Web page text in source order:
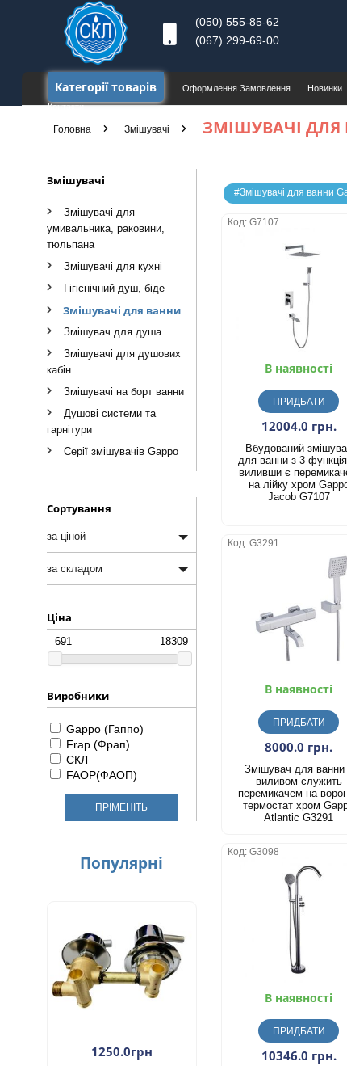
(050) 555-85-62
(067) 299-69-00
Категорії товарів Оформлення Замовлення Новинки
Контакти
Головна Змішувачі ЗМІШУВАЧІ ДЛЯ
Змішувачі
Змішувачі для
умивальника, раковини,
тюльпана
Змішувачi для кухні
Гігієнічний душ, біде
Змішувачі для ванни
Змішувач для душа
Змішувачі для душових
кабін
Змішувачі на борт ванни
Душові системи та
гарнітури
Серії змішувачів Gappo
Сортування
за ціной
за ціной
від дорожчих до
дешевих
за складом
в наявності
під замовлення
Ціна
Виробники
Gappo (Гаппо)
Frap (Фрап)
СКЛ
FAОP(ФАОП)
ПРІМЕНІТЬ
Популярнi
1250.0грн
#Змішувачі для ванни
Код: G7107
В наявності
ПРИДБАТИ
12004.0 грн.
Вбудований
для ванни з 3-
виливши є
на лійку хром
Jacob G7107
Код: G3291
В наявності
ПРИДБАТИ
8000.0 грн.
Змішувач для ванни
виливом служить
перемикачем на
термостат хром
Atlantic G3291
Код: G3098
В наявності
ПРИДБАТИ
10346.0 грн.